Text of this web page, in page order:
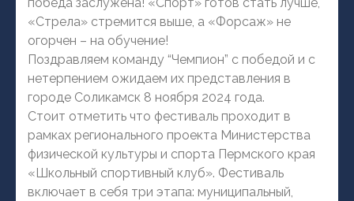
«Стрела» стремится выше, а «Форсаж» не
огорчен – на обучение!
Поздравляем команду “Чемпион” с победой и с
нетерпением ожидаем их представления в
городе Соликамск 8 ноября 2024 года.
Стоит отметить что фестиваль проходит в
рамках регионального проекта Министерства
физической культуры и спорта Пермского края
«Школьный спортивный клуб». Фестиваль
включает в себя три этапа: муниципальный,